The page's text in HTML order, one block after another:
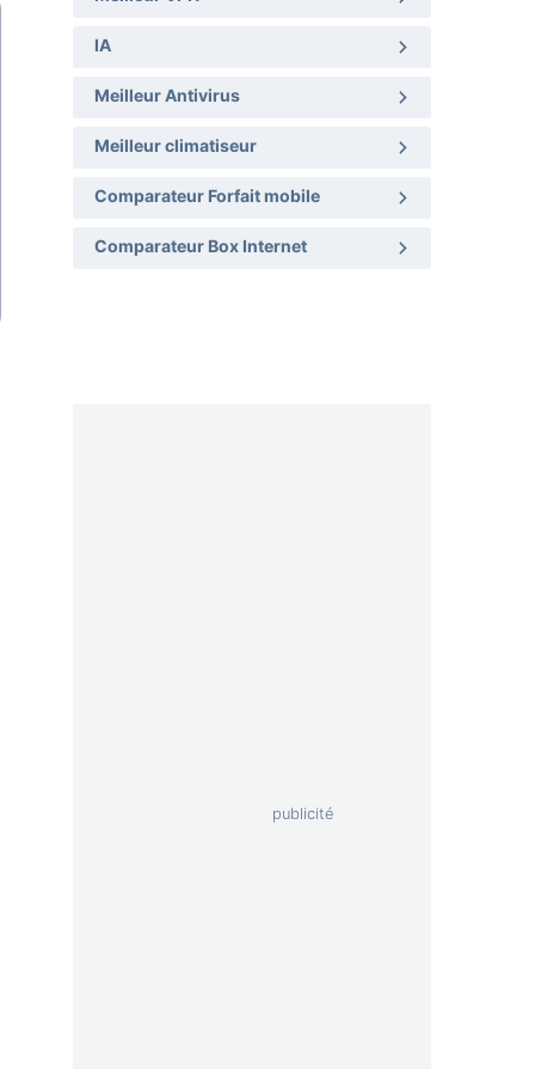
IA
Meilleur Antivirus
Meilleur climatiseur
Comparateur Forfait mobile
Comparateur Box Internet